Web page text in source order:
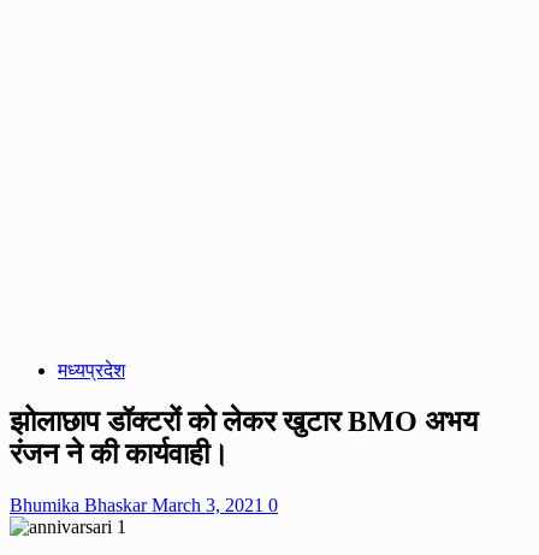
मध्यप्रदेश
झोलाछाप डॉक्टरों को लेकर खुटार BMO अभय
रंजन ने की कार्यवाही।
Bhumika BhaskarMarch 3, 2021 0